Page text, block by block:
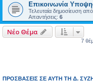
Επικοινωνία
Τελευταία δημοσίευση από
Απαντήσεις: 6
Νέο Θέμα
7
ΠΡΟΣΒΆΣΕΙΣ ΣΕ ΑΥΤΉ ΤΗ Δ.